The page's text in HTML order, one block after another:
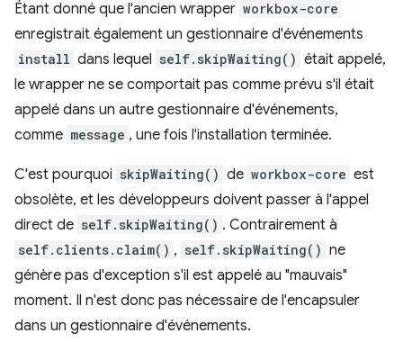
Étant donné que l'ancien wrapper workbox-core
enregistrait également un gestionnaire d'événements
install dans lequel self.skipWaiting() était appelé,
le wrapper ne se comportait pas comme prévu s'il était
appelé dans un autre gestionnaire d'événements,
comme message , une fois l'installation terminée.
C'est pourquoi skipWaiting() de workbox-core est
obsolète, et les développeurs doivent passer à l'appel
direct de self.skipWaiting() . Contrairement à
self.clients.claim() , self.skipWaiting() ne
génère pas d'exception s'il est appelé au "mauvais"
moment. Il n'est donc pas nécessaire de l'encapsuler
dans un gestionnaire d'événements.